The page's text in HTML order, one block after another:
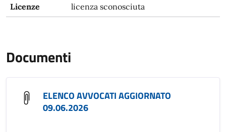
Licenze licenza sconosciuta
Documenti
ELENCO AVVOCATI AGGIORNATO
09.06.2026